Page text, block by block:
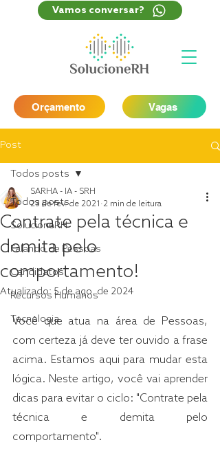
Orçamento Vagas
Vamos conversar?
Post
Todos posts
SolucioneRH
Falando de Pessoas
Candidatos
Recursos Humanos
Tecnologia
Todos posts
Contrate pela técnica e
demita pelo
comportamento!
SARHA - IA - SRH
23 de fev. de 2021 2 min de leitura
Atualizado: 5 de ago. de 2024
Você que atua na área de Pessoas,
com certeza já deve ter ouvido a frase
acima. Estamos aqui para mudar esta
lógica. Neste artigo, você vai aprender
dicas para evitar o ciclo: "Contrate pela
técnica e demita pelo
comportamento".